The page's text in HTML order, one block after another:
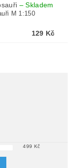
–Skladem
M 1:150
129 Kč
499 Kč